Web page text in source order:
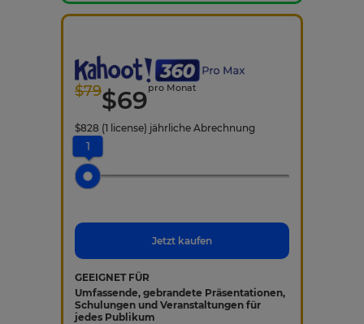
$79$69pro Monat
$828 (1 license) jährliche Abrechnung
1
Jetzt kaufen
GEEIGNET FÜR
Umfassende, gebrandete Präsentationen,
Schulungen und Veranstaltungen für
jedes Publikum